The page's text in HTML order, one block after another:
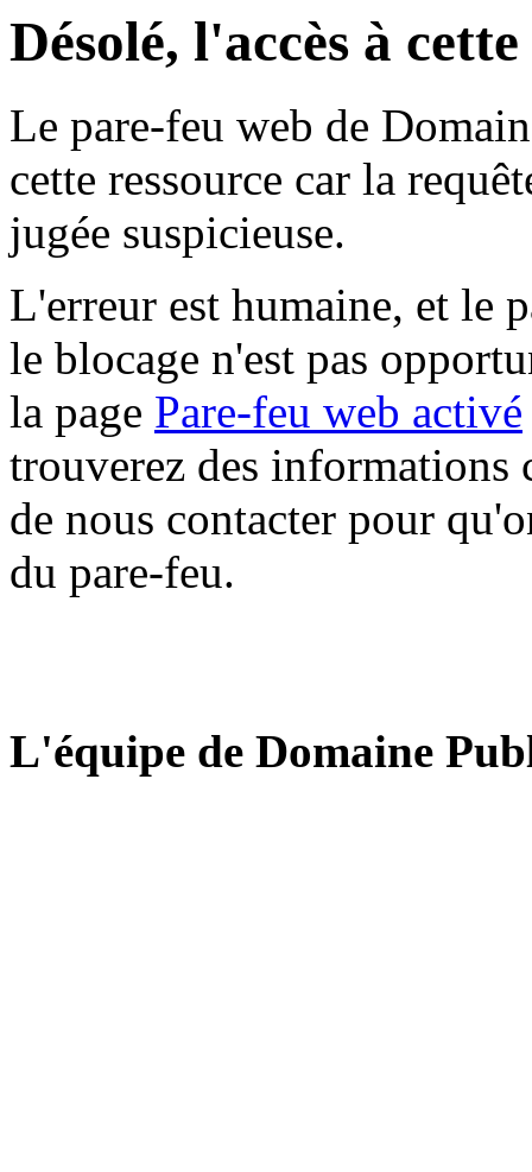
Désolé, l'accès à
Le pare-feu web de
cette ressource car la
jugée suspicieuse.
L'erreur est humaine, et le
le blocage n'est pas
la page Pare-feu web activé
trouverez des informations
de nous contacter pour
du pare-feu.
L'équipe de Domaine